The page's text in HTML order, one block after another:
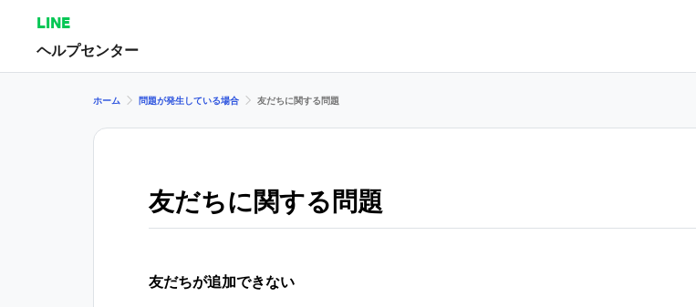
LINE
ヘルプセンター
ホーム 問題が発生している場合 友だちに関する問題
友だちに関する問題
友だちが追加できない